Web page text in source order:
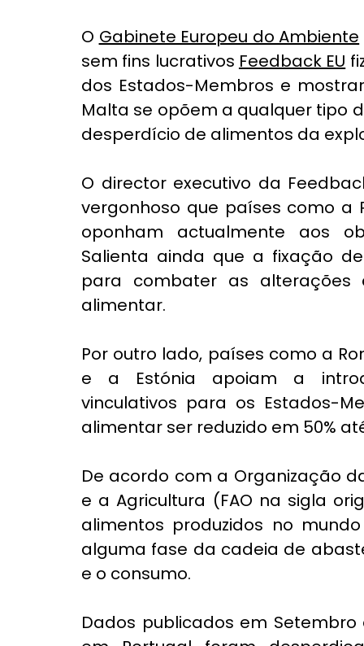
O Gabinete Europeu do Ambiente
sem fins lucrativos Feedback EU
dos Estados-Membros e
Malta se opõem a qualquer tipo
desperdício de alimentos da
O director executivo da
vergonhoso que países como a
oponham actualmente aos
Salienta ainda que a fixação
para combater as alterações
alimentar.
Por outro lado, países como a
e a Estónia apoiam a
vinculativos para os Estados-
alimentar ser reduzido em 50%
De acordo com a Organização
e a Agricultura (FAO na sigla
alimentos produzidos no
alguma fase da cadeia de
e o consumo.
Dados publicados em